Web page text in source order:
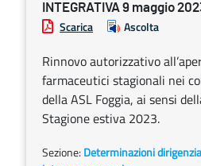
INTEGRATIVA 9 maggio
Scarica Ascolta
Rinnovo autorizzativo
farmaceutici stagionali nei
della ASL Foggia, ai sensi
Stagione estiva 2023.
Sezione: Determinazioni